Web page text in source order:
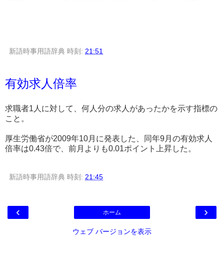
新語時事用語辞典 時刻: 21:51
有効求人倍率
求職者1人に対して、何人分の求人があったかを示す指標の
こと。
厚生労働省が2009年10月に発表した、同年9月の有効求人
倍率は0.43倍で、前月よりも0.01ポイント上昇した。
新語時事用語辞典 時刻: 21:45
‹ ›
ホーム
ウェブ バージョンを表示